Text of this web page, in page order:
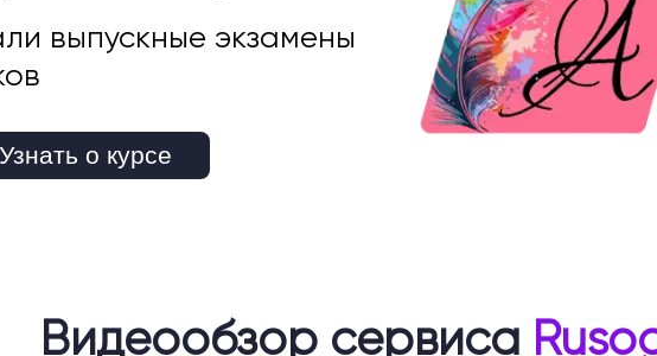
выпускные экзамены
Узнать о курсе
Видеообзор сервиса